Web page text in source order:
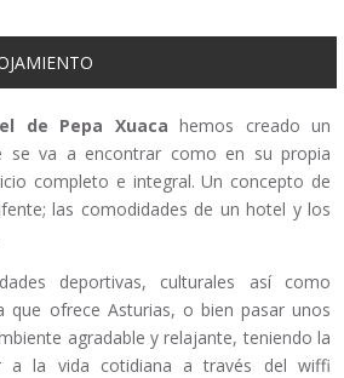
de Pepa Xuaca hemos creado un
se va a encontrar como en su propia
completo e integral. Un concepto de
las comodidades de un hotel y los
deportivas, culturales así como
que ofrece Asturias, o bien pasar unos
agradable y relajante, teniendo la
a la vida cotidiana a través del wiffi